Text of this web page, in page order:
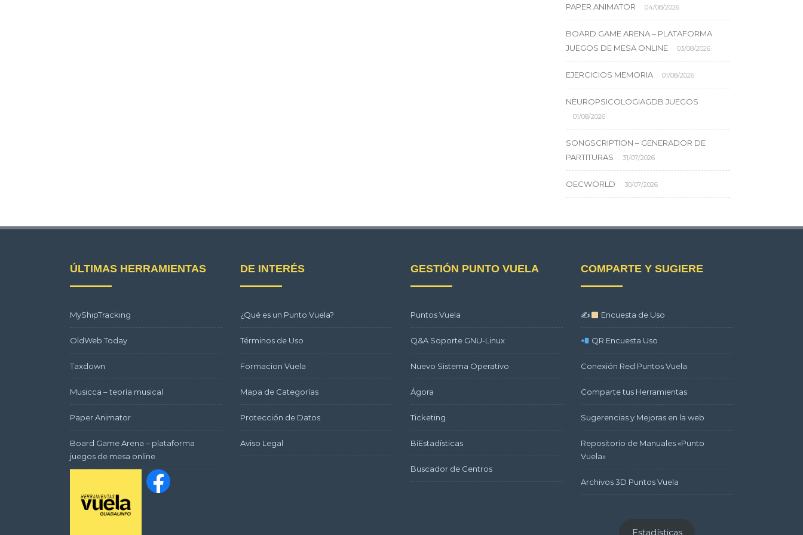
PAPER ANIMATOR 04/08/2026
BOARD GAME ARENA – PLATAFORMA
JUEGOS DE MESA ONLINE
03/08/2026
EJERCICIOS MEMORIA 01/08/2026
NEUROPSICOLOGIAGDB JUEGOS
01/08/2026
SONGSCRIPTION – GENERADOR DE
PARTITURAS
31/07/2026
OECWORLD 30/07/2026
ÚLTIMAS HERRAMIENTAS
MyShipTracking
OldWeb.Today
Taxdown
Musicca – teoría musical
Paper Animator
Board Game Arena – plataforma
juegos de mesa online
DE INTERÉS
¿Qué es un Punto Vuela?
Términos de Uso
Formacion Vuela
Mapa de Categorías
Protección de Datos
Aviso Legal
GESTIÓN PUNTO VUELA
Puntos Vuela
Q&A Soporte GNU-Linux
Nuevo Sistema Operativo
Ágora
Ticketing
BiEstadísticas
Buscador de Centros
COMPARTE Y SUGIERE
✍ Encuesta de Uso
QR Encuesta Uso
Conexión Red Puntos Vuela
Comparte tus Herramientas
Sugerencias y Mejoras en la web
Repositorio de Manuales «Punto
Vuela»
Archivos 3D Puntos Vuela
Estadísticas